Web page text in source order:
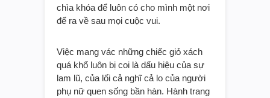
chìa khóa để luôn có cho mình một nơi
để ra về sau mọi cuộc vui.
Việc mang vác những chiếc giỏ xách
quá khổ luôn bị coi là dấu hiệu của sự
lam lũ, của lối cả nghĩ cả lo của người
phụ nữ quen sống bần hàn. Hành trang